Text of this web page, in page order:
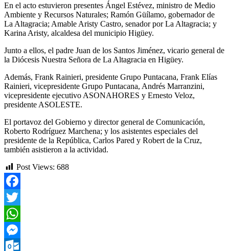
En el acto estuvieron presentes Ángel Estévez, ministro de Medio
Ambiente y Recursos Naturales; Ramón Güílamo, gobernador de
La Altagracia; Amable Aristy Castro, senador por La Altagracia; y
Karina Aristy, alcaldesa del municipio Higüey.
Junto a ellos, el padre Juan de los Santos Jiménez, vicario general de
la Diócesis Nuestra Señora de La Altagracia en Higüey.
Además, Frank Rainieri, presidente Grupo Puntacana, Frank Elías
Rainieri, vicepresidente Grupo Puntacana, Andrés Marranzini,
vicepresidente ejecutivo ASONAHORES y Ernesto Veloz,
presidente ASOLESTE.
El portavoz del Gobierno y director general de Comunicación,
Roberto Rodríguez Marchena; y los asistentes especiales del
presidente de la República, Carlos Pared y Robert de la Cruz,
también asistieron a la actividad.
Post Views: 688
Facebook
Twitter
WhatsApp
Messenger